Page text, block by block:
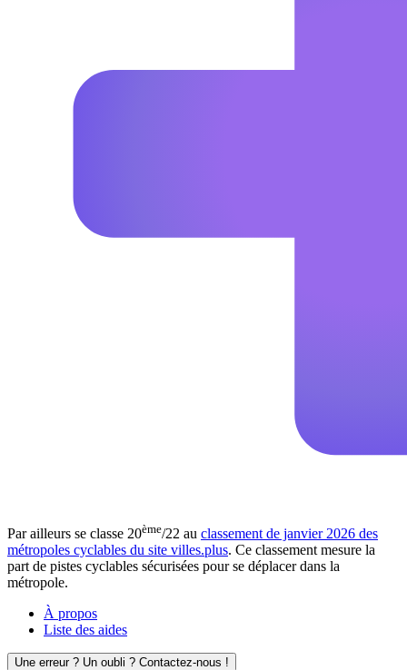
Par ailleurs se classe 20ème/22 au classement de janvier 2026 des
métropoles cyclables du site villes.plus. Ce classement mesure la
part de pistes cyclables sécurisées pour se déplacer dans la
métropole.
À propos
Liste des aides
Une erreur ? Un oubli ? Contactez-nous !